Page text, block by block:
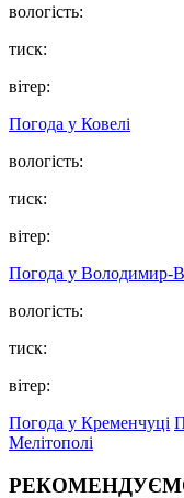
вологість:
тиск:
вітер:
Погода у Ковелі
вологість:
тиск:
вітер:
Погода у Володимир-
вологість:
тиск:
вітер:
Погода у Кременчуці
Мелітополі